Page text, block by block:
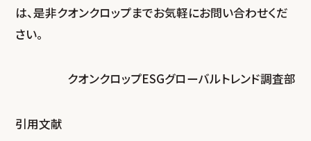
は、是非クオンクロップまでお気軽にお問い合わせくだ
さい。
クオンクロップESGグローバルトレンド調査部
引用文献